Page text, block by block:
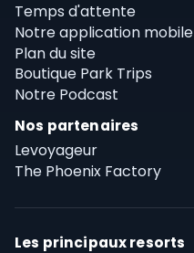
Temps d'attente
Notre application mobile
Plan du site
Boutique Park Trips
Notre Podcast
Nos partenaires
Levoyageur
The Phoenix Factory
Les principaux resorts